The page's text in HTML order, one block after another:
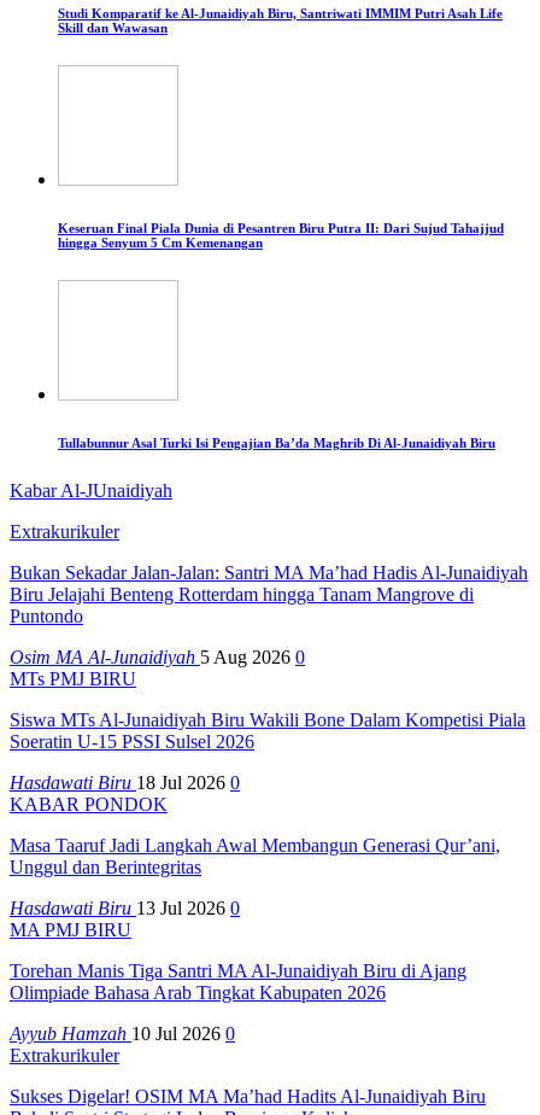
Studi Komparatif ke Al-Junaidiyah Biru, Santriwati IMMIM Putri Asah Life
Skill dan Wawasan
Keseruan Final Piala Dunia di Pesantren Biru Putra II: Dari Sujud Tahajjud
hingga Senyum 5 Cm Kemenangan
Tullabunnur Asal Turki Isi Pengajian Ba’da Maghrib Di Al-Junaidiyah Biru
Kabar Al-JUnaidiyah
Extrakurikuler
Bukan Sekadar Jalan-Jalan: Santri MA Ma’had Hadis Al-Junaidiyah
Biru Jelajahi Benteng Rotterdam hingga Tanam Mangrove di
Puntondo
Osim MA Al-Junaidiyah 5 Aug 2026 0
MTs PMJ BIRU
Siswa MTs Al-Junaidiyah Biru Wakili Bone Dalam Kompetisi Piala
Soeratin U-15 PSSI Sulsel 2026
Hasdawati Biru 18 Jul 2026 0
KABAR PONDOK
Masa Taaruf Jadi Langkah Awal Membangun Generasi Qur’ani,
Unggul dan Berintegritas
Hasdawati Biru 13 Jul 2026 0
MA PMJ BIRU
Torehan Manis Tiga Santri MA Al-Junaidiyah Biru di Ajang
Olimpiade Bahasa Arab Tingkat Kabupaten 2026
Ayyub Hamzah 10 Jul 2026 0
Extrakurikuler
Sukses Digelar! OSIM MA Ma’had Hadits Al-Junaidiyah Biru